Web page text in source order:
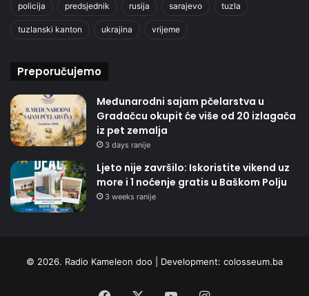
policija predsjednik rusija sarajevo tuzla
tuzlanski kanton ukrajina vrijeme
Preporučujemo
Međunarodni sajam pčelarstva u
Gradačcu okupit će više od 20 izlagača
iz pet zemalja
3 days ranije
Ljeto nije završilo: Iskoristite vikend uz
more i 1 noćenje gratis u Baškom Polju
3 weeks ranije
© 2026. Radio Kameleon doo | Development: colosseum.ba